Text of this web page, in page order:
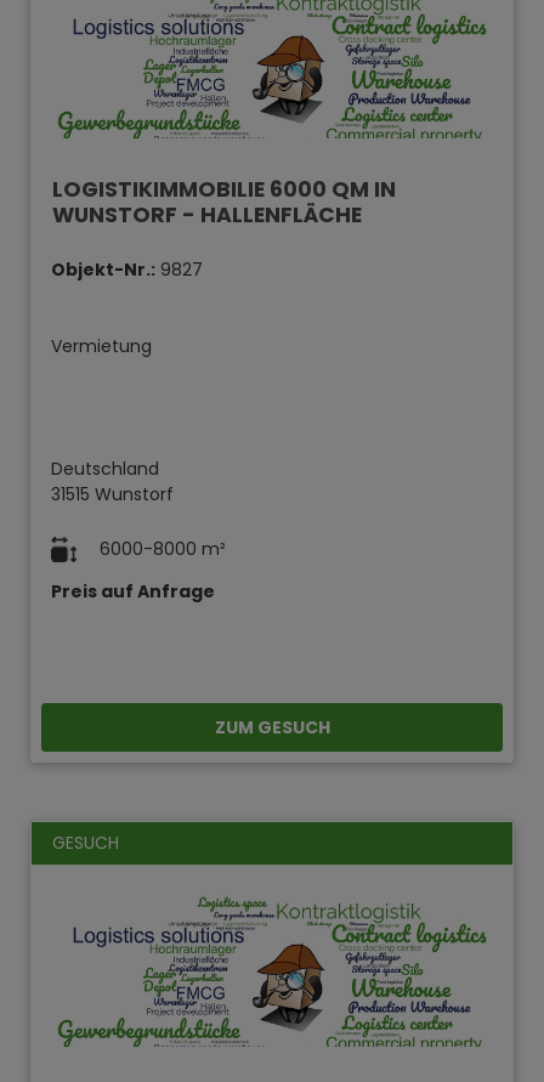
LOGISTIKIMMOBILIE 6000 QM IN
WUNSTORF - HALLENFLÄCHE
Objekt-Nr.: 9827
Vermietung
Deutschland
31515 Wunstorf
6000-8000 m²
Preis auf Anfrage
ZUM GESUCH
GESUCH